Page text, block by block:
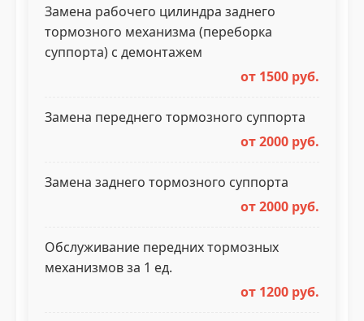
Замена рабочего цилиндра заднего
тормозного механизма (переборка
суппорта) с демонтажем
от 1500 руб.
Замена переднего тормозного суппорта
от 2000 руб.
Замена заднего тормозного суппорта
от 2000 руб.
Обслуживание передних тормозных
механизмов за 1 ед.
от 1200 руб.